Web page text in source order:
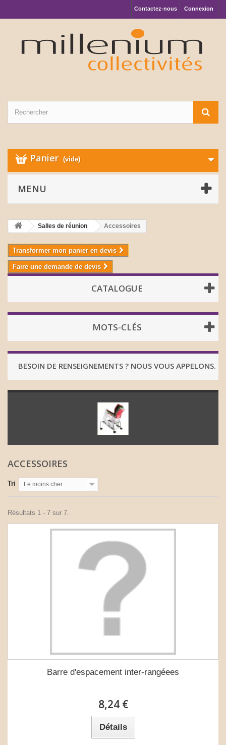
Connexion
Contactez-nous
Panier (vide)
MENU
Salles de réunion Accessoires
Transformer mon panier en devis
Faire une demande de devis
CATALOGUE
MOTS-CLÉS
BESOIN DE RENSEIGNEMENTS ? NOUS VOUS APPELONS.
ACCESSOIRES
Tri Le moins cher
Résultats 1 - 7 sur 7.
Barre d'espacement inter-rangéees
8,24 €
Détails